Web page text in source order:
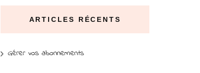
ARTICLES RÉCENTS
Gérer vos abonnements